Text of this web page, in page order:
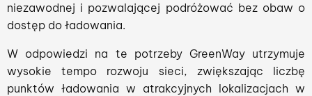
niezawodnej i pozwalającej podróżować bez obaw o
dostęp do ładowania.
W odpowiedzi na te potrzeby GreenWay utrzymuje
wysokie tempo rozwoju sieci, zwiększając liczbę
punktów ładowania w atrakcyjnych lokalizacjach w